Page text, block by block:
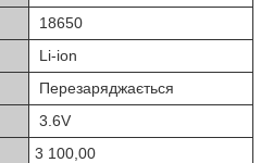
18650
Li-ion
Перезаряджається
3.6V
3 100,00